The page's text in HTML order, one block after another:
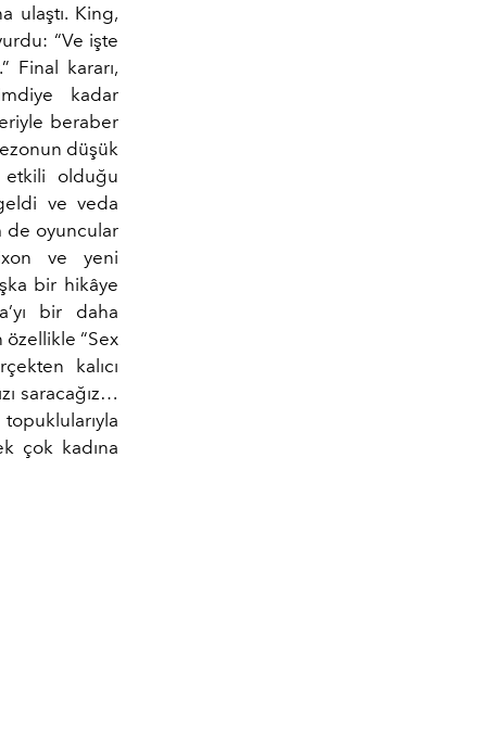
ulaştı. King,
“Ve işte
Final kararı,
kadar
beraber
düşük
etkili olduğu
ve veda
de oyuncular
ve yeni
bir hikâye
bir daha
özellikle “Sex
kalıcı
saracağız…
çok kadına